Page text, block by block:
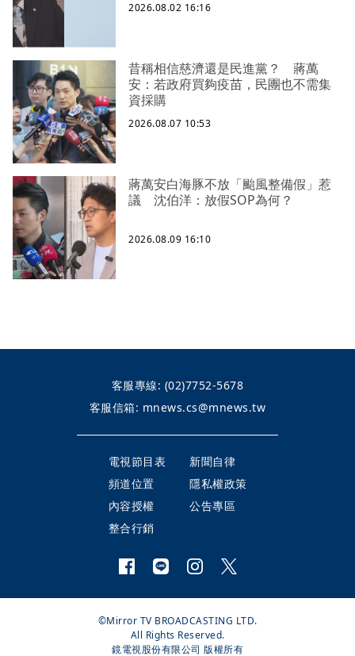
2026.08.02 16:16
昔稱相信慈濟還是民進黨？ 蔣萬
安：若政府買夠疫苗，民團也不需集
資採購
2026.08.07 10:53
蔣萬安白海豚不放「颱風整備假」惹
議 沈伯洋：放假SOP為何？
2026.08.09 16:10
客服專線: (02)7752-5678
客服信箱: mnews.cs@mnews.tw
電視節目表
新聞自律
頻道位置
隱私權政策
內容授權
公告專區
整合行銷
©Mirror TV BROADCASTING LTD.
All Rights Reserved.
鏡電視股份有限公司 版權所有